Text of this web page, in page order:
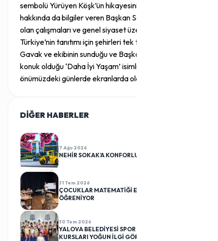
sembolü Yürüyen Köşk’ün hikayesini anlattı. Kentimiz
hakkında da bilgiler veren Başkan Salman, yürürlükte
olan çalışmaları ve genel siyaset üzerine bilgiler verdi.
Türkiye’nin tanıtımı için şehirleri tek tek gezen Aydın
Gavak ve ekibinin sunduğu ve Başkan Vefa Salman’ın
konuk olduğu ‘Daha İyi Yaşam’ isimli program
önümüzdeki günlerde ekranlarda olacak.
DİĞER HABERLER
7 Ağu 2026
NEHİR SOKAK’A KONFORLU DOKUNUŞ
31 Tem 2026
ÇOCUKLAR MATEMATİĞİ EĞLENEREK
ÖĞRENİYOR
30 Tem 2026
YALOVA BELEDİYESİ SPOR KULÜBÜ CİMNASTİK
KURSLARI YOĞUN İLGİ GÖRÜYOR